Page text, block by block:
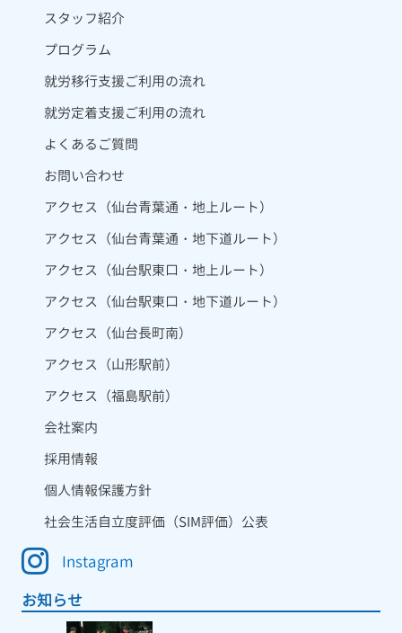
スタッフ紹介
プログラム
就労移行支援ご利用の流れ
就労定着支援ご利用の流れ
よくあるご質問
お問い合わせ
アクセス（仙台青葉通・地上ルート）
アクセス（仙台青葉通・地下道ルート）
アクセス（仙台駅東口・地上ルート）
アクセス（仙台駅東口・地下道ルート）
アクセス（仙台長町南）
アクセス（山形駅前）
アクセス（福島駅前）
会社案内
採用情報
個人情報保護方針
社会生活自立度評価（SIM評価）公表
Instagram
お知らせ